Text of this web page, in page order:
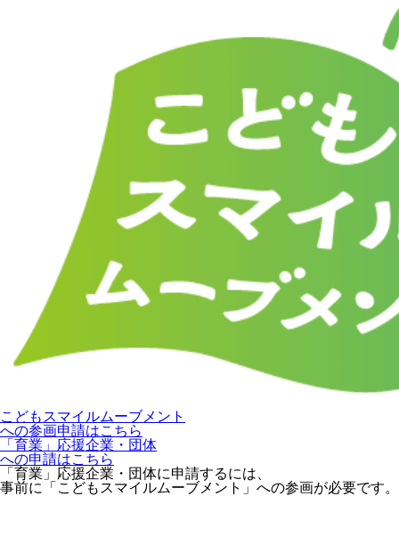
こどもスマイルムーブメント
への参画申請はこちら
「育業」応援企業・団体
への申請はこちら
「育業」応援企業・団体に申請するには、
事前に「こどもスマイルムーブメント」への参画が必要です。